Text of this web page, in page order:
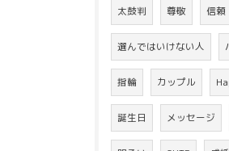
太鼓判 尊敬 信頼
選んではいけない人
指輪 カップル
誕生日 メッセージ